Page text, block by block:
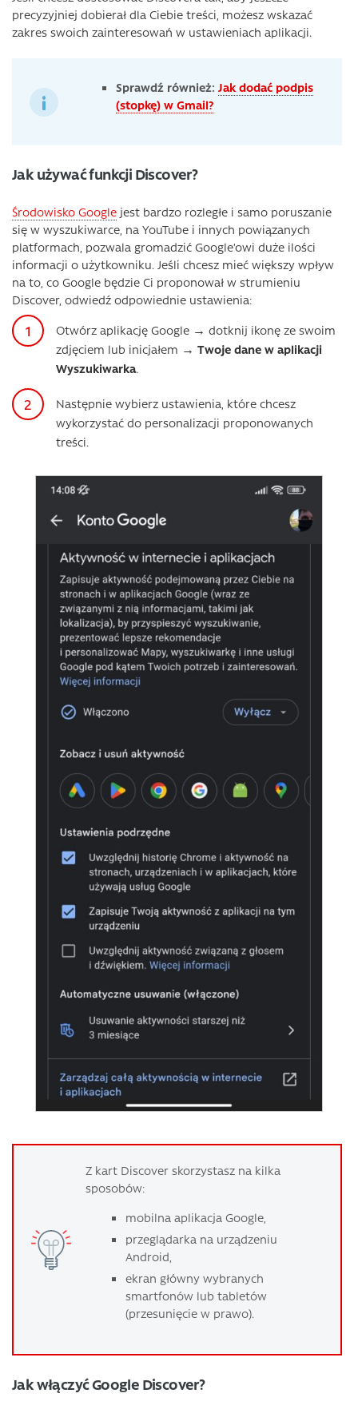
precyzyjniej dobierał dla Ciebie treści, możesz wskazać
zakres swoich zainteresowań w ustawieniach aplikacji.
Sprawdź również: Jak dodać podpis
(stopkę) w Gmail?
Jak używać funkcji Discover?
Środowisko Google jest bardzo rozległe i samo poruszanie
się w wyszukiwarce, na YouTube i innych powiązanych
platformach, pozwala gromadzić Google’owi duże ilości
informacji o użytkowniku. Jeśli chcesz mieć większy wpływ
na to, co Google będzie Ci proponował w strumieniu
Discover, odwiedź odpowiednie ustawienia:
Otwórz aplikację Google → dotknij ikonę ze swoim
zdjęciem lub inicjałem → Twoje dane w aplikacji
Wyszukiwarka.
Następnie wybierz ustawienia, które chcesz
wykorzystać do personalizacji proponowanych
treści.
Z kart Discover skorzystasz na kilka
sposobów:
mobilna aplikacja Google,
przeglądarka na urządzeniu
Android,
ekran główny wybranych
smartfonów lub tabletów
(przesunięcie w prawo).
Jak włączyć Google Discover?